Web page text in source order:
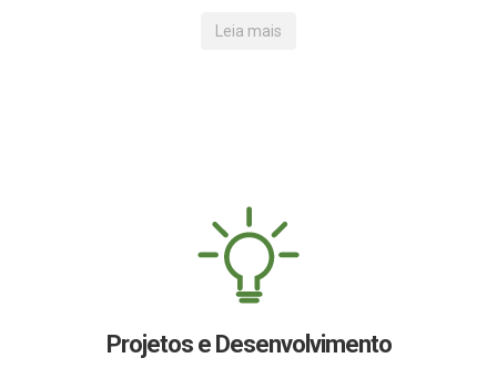
Leia mais
Projetos e Desenvolvimento